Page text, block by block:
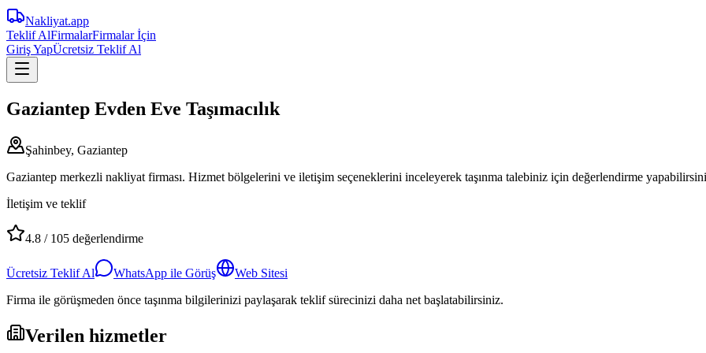
Nakliyat.app
Teklif AlFirmalarFirmalar İçin
Giriş YapÜcretsiz Teklif Al
Gaziantep Evden Eve Taşımacılık
Şahinbey, Gaziantep
Gaziantep merkezli nakliyat firması. Hizmet bölgelerini ve iletişim seçeneklerini inceleyerek taşınma talebiniz için değerlendirme
İletişim ve teklif
4.8 / 105 değerlendirme
Ücretsiz Teklif Al WhatsApp ile Görüş
Web Sitesi
Firma ile görüşmeden önce taşınma bilgilerinizi paylaşarak teklif sürecinizi daha net başlatabilirsiniz.
Verilen hizmetler